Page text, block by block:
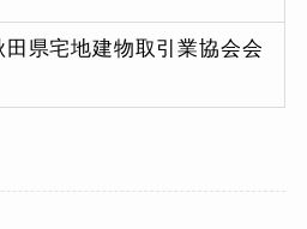
田県宅地建物取引業協会会